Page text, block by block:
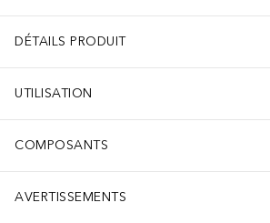
DÉTAILS PRODUIT
UTILISATION
COMPOSANTS
AVERTISSEMENTS